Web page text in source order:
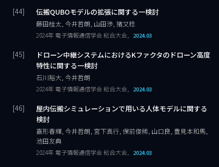
伝搬QUBOモデルの拡張に関する一検討
藤田桂太, 今井哲朗, 山田渉, 猪又稔
2024年 電子情報通信学会 総合大会, 2024.03
ドローン中継システムにおけるKファクタのドローン高度
特性に関する一検討
石川裕大, 今井哲朗
2024年 電子情報通信学会 総合大会, 2024.03
屋内伝搬シミュレーションで用いる人体モデルに関する
検討
嘉形春輝, 今井哲朗, 宮下真行, 保前俊稀, 山口良, 豊見本和馬,
池田友典
2024年 電子情報通信学会 総合大会, 2024.03